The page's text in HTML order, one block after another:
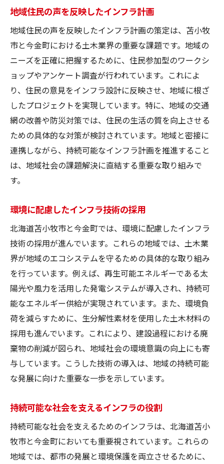
地域住民の声を反映したインフラ計画
地域住民の声を反映したインフラ計画の策定は、苫小牧
市と今金町における土木業界の重要な課題です。地域の
ニーズを正確に把握するために、住民参加型のワークシ
ョップやアンケート調査が行われています。これによ
り、住民の意見をインフラ設計に反映させ、地域に根ざ
したプロジェクトを実現しています。特に、地域の交通
網の改善や防災対策では、住民の生活の質を向上させる
ための具体的な対策が検討されています。地域と密接に
連携しながら、持続可能なインフラ計画を推進すること
は、地域社会の課題解決に直結する重要な取り組みで
す。
環境に配慮したインフラ技術の採用
北海道苫小牧市と今金町では、環境に配慮したインフラ
技術の採用が進んでいます。これらの地域では、土木業
界が地域のエコシステムを守るための具体的な取り組み
を行っています。例えば、再生可能エネルギーである太
陽光や風力を活用した発電システムが導入され、持続可
能なエネルギー供給が実現されています。また、環境負
荷を減らすために、生分解性素材を使用した土木材料の
採用も進んでいます。これにより、建設過程における廃
棄物の削減が図られ、地域社会の環境意識の向上にも寄
与しています。こうした技術の導入は、地域の持続可能
な発展に向けた重要な一歩を示しています。
持続可能な社会を支えるインフラの役割
持続可能な社会を支えるためのインフラは、北海道苫小
牧市と今金町においても重要視されています。これらの
地域では、都市の発展と環境保護を両立させるために、